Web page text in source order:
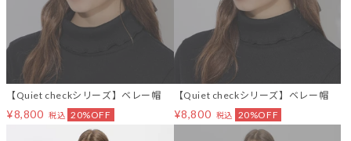
【Quiet checkシリーズ】ベレー帽
¥8,800 税込 20%OFF
【Quiet checkシリーズ】ベレー帽
¥8,800 税込 20%OFF